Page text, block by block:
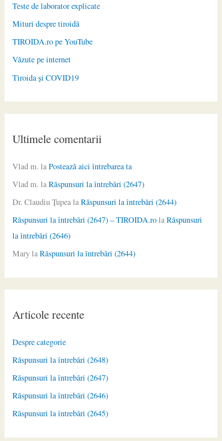
Teste de laborator explicate
Mituri despre tiroidă
TIROIDA.ro pe YouTube
Văzute pe internet
Tiroida și COVID19
Ultimele comentarii
Vlad m. laPostează aici întrebarea ta
Vlad m. laRăspunsuri la întrebări (2647)
Dr. Claudiu ŢupealaRăspunsuri la întrebări (2644)
Răspunsuri la întrebări (2647) – TIROIDA.rolaRăspunsuri
la întrebări (2646)
MarylaRăspunsuri la întrebări (2644)
Articole recente
Despre categorie
Răspunsuri la întrebări (2648)
Răspunsuri la întrebări (2647)
Răspunsuri la întrebări (2646)
Răspunsuri la întrebări (2645)